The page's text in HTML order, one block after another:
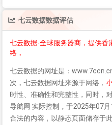
七云数据数据评估
七云数据-全球服务器商，提供香
络，
七云数据的网址是：
次， 七云数据网址来源于网络，
时性、准确性和完整性，同时，
导航网 实际控制，于2025年07
合法的内容，以静态页面储存于